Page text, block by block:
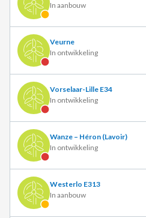
In aanbouw
Veurne
In ontwikkeling
Vorselaar-Lille E34
In ontwikkeling
Wanze – Héron (Lavoir)
In ontwikkeling
Westerlo E313
In aanbouw